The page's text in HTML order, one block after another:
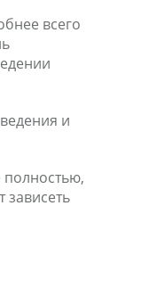
всего
и
полностью,